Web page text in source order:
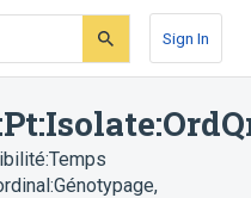
Sign In
,